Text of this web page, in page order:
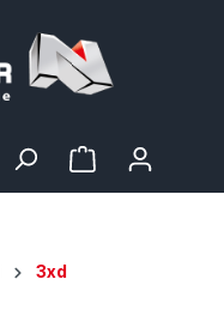
3xd